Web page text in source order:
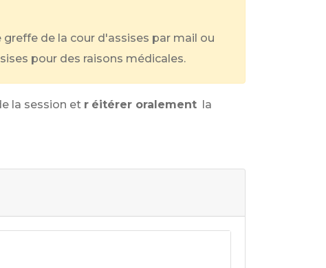
de la cour d'assises par mail ou
pour des raisons médicales.
la session et r éitérer oralement la